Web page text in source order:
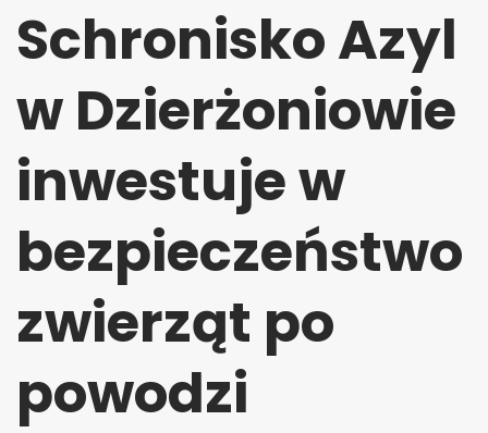
Schronisko Azyl
w Dzierżoniowie
inwestuje w
bezpieczeństwo
zwierząt po
powodzi